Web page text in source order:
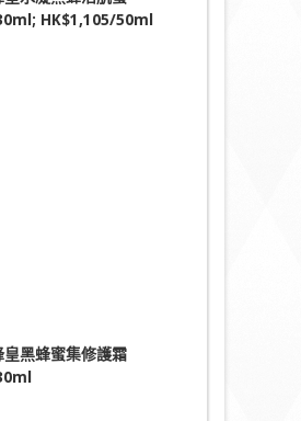
HK$1,105/50ml
皇黑蜂蜜集修護霜
0ml